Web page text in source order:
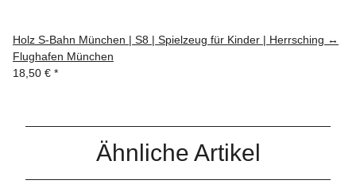
Holz S-Bahn München | S8 | Spielzeug für Kinder | Herrsching ↔
Flughafen München
18,50 € *
Ähnliche Artikel